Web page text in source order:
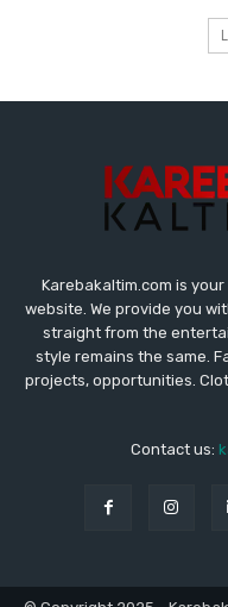
Karebakaltim.com is
website. We provide you
straight from the
style remains the same.
projects, opportunities.
Contact us: